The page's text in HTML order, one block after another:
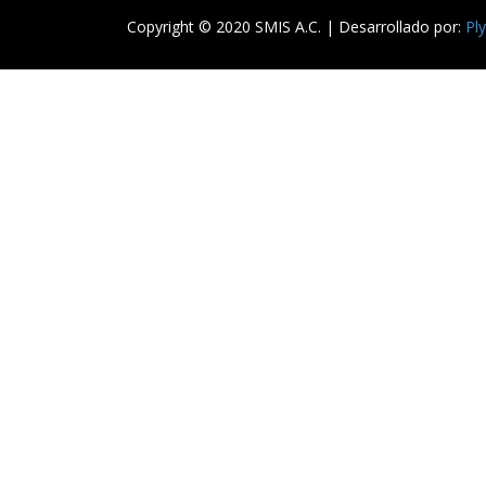
Copyright © 2020 SMIS A.C. | Desarrollado por: